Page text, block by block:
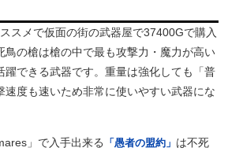
スメで仮面の街の武器屋で37400Gで購入
鳥の槍は槍の中で最も攻撃力・魔力が高い
躍できる武器です。重量は強化しても「普
速度も速いため非常に使いやすい武器にな
」で入手出来る 「愚者の盟約」 は不死